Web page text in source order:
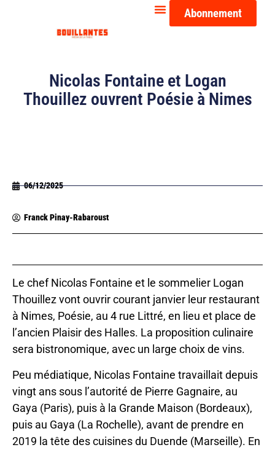
Abonnement
Nicolas Fontaine et Logan
Thouillez ouvrent Poésie à Nimes
06/12/2025
Franck Pinay-Rabaroust
Le chef Nicolas Fontaine et le sommelier Logan
Thouillez vont ouvrir courant janvier leur restaurant
à Nimes, Poésie, au 4 rue Littré, en lieu et place de
l’ancien Plaisir des Halles. La proposition culinaire
sera bistronomique, avec un large choix de vins.
Peu médiatique, Nicolas Fontaine travaillait depuis
vingt ans sous l’autorité de Pierre Gagnaire, au
Gaya (Paris), puis à la Grande Maison (Bordeaux),
puis au Gaya (La Rochelle), avant de prendre en
2019 la tête des cuisines du Duende (Marseille). En